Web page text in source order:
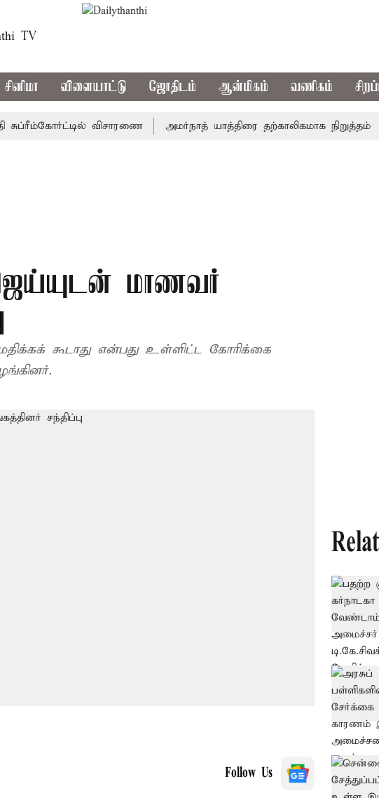
TV
சினிமா விளையாட்டு ஜோதிடம் ஆன்மிகம் வணிகம்
விசாரணை அமர்நாத் யாத்திரை தற்காலிகமாக நிறுத்தம்
மாணவர்
கூடாது என்பது உள்ளிட்ட கோரிக்கை
Follow Us